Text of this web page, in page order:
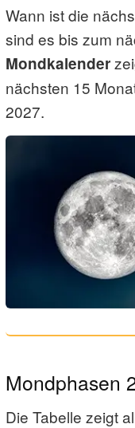
Wann ist die
sind es bis zum
Mondkalender
nächsten 15
2027.
Mondphasen
Die Tabelle zeigt